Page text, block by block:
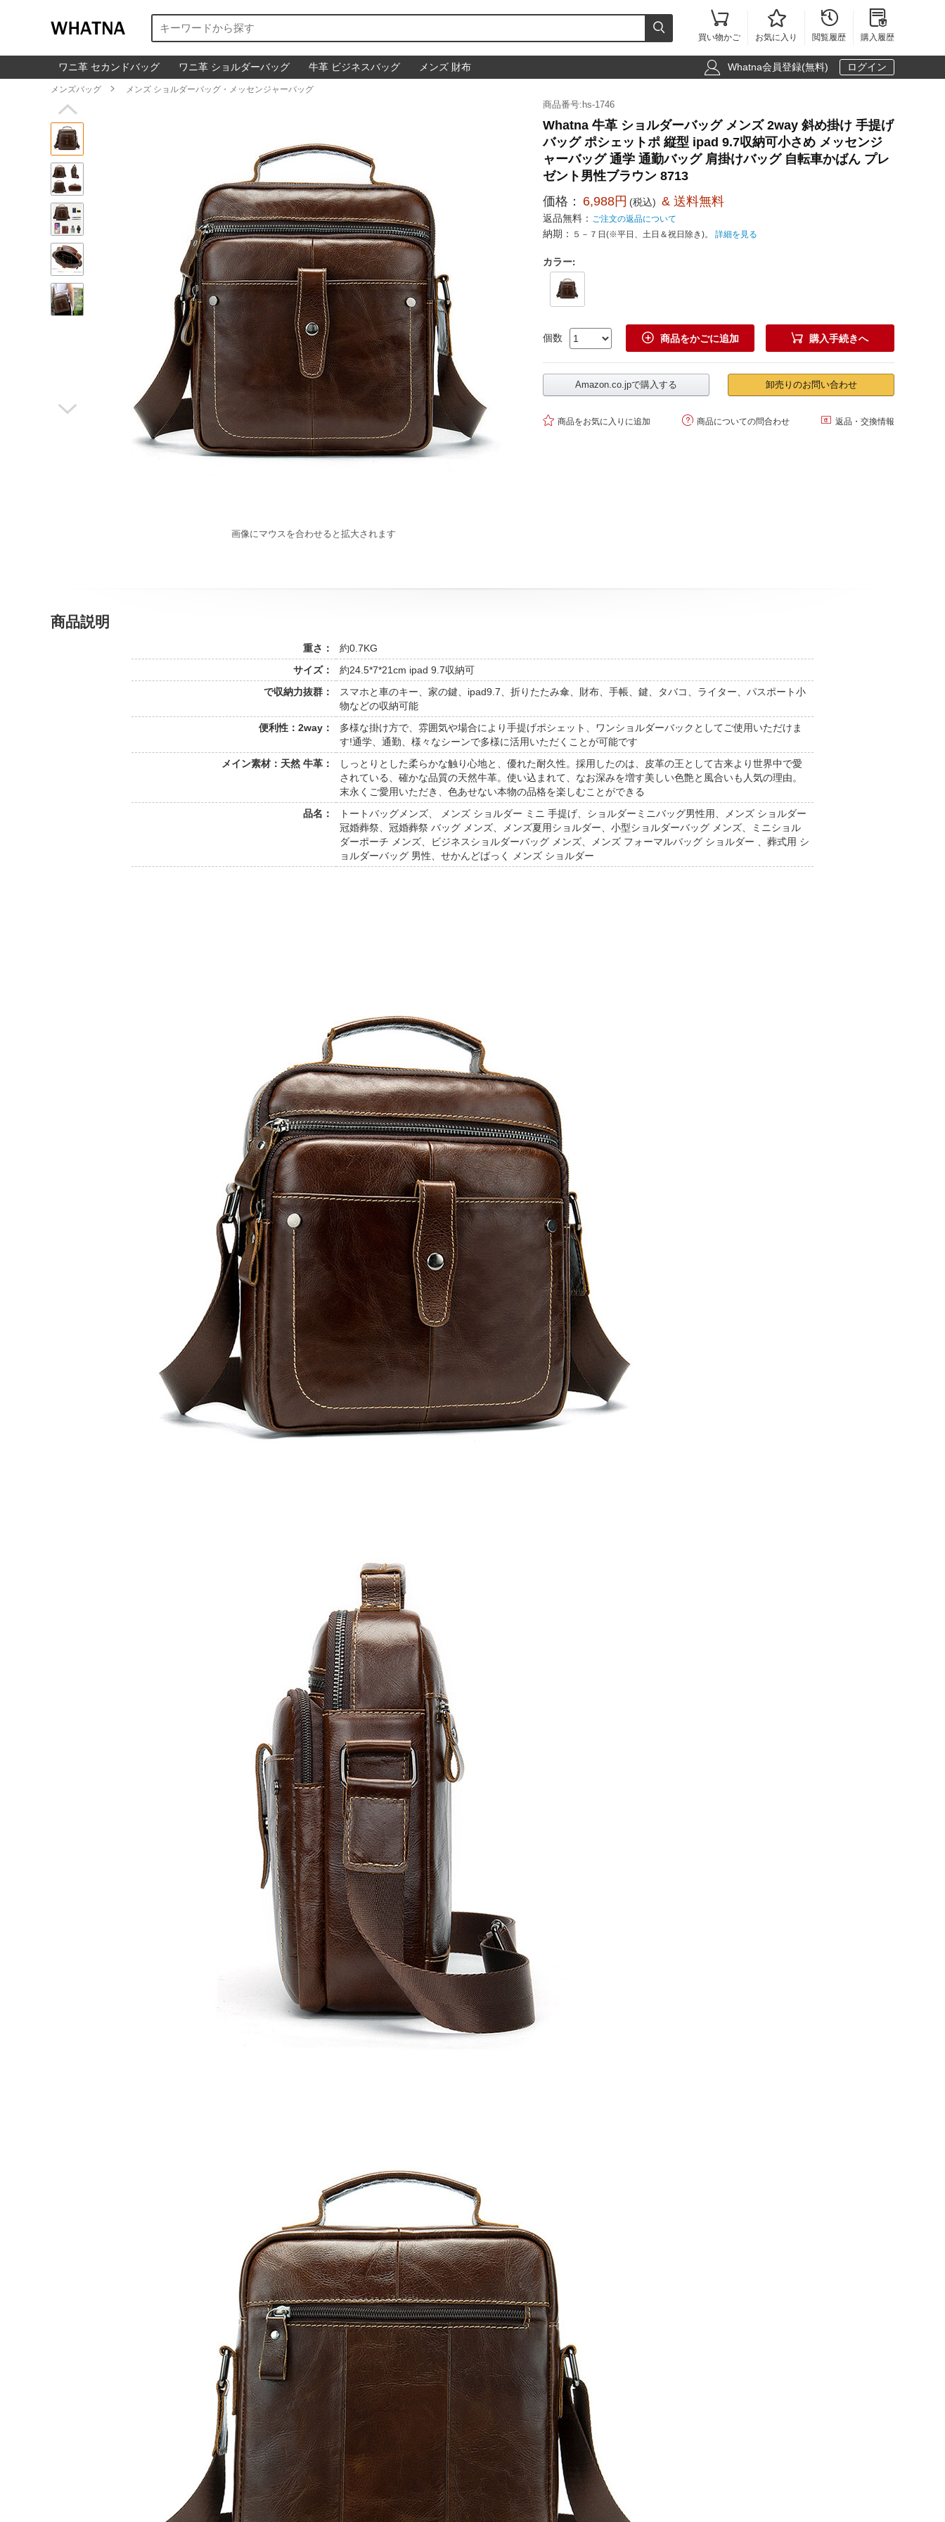


買い物かご

お気に入り

閲覧履歴

購入履歴
ワニ革 セカンドバッグ ワニ革 ショルダーバッグ 牛革 ビジネスバッグ メンズ 財布  Whatna会員登録(無料) ログイン
メンズバッグ  メンズ ショルダーバッグ・メッセンジャーバッグ


画像にマウスを合わせると拡大されます
商品番号:hs-1746
Whatna 牛革 ショルダーバッグ メンズ 2way 斜め掛け 手提げ
バッグ ポシェットポ 縦型 ipad 9.7収納可小さめ メッセンジ
ャーバッグ 通学 通勤バッグ 肩掛けバッグ 自転車かばん プレ
ゼント男性ブラウン 8713
価格： 6,988円 (税込) & 送料無料
返品無料： ご注文の返品について
納期： ５－７日(※平日、土日＆祝日除き)。 詳細を見る
カラー:
個数  商品をかごに追加  購入手続きへ
Amazon.co.jpで購入する 卸売りのお問い合わせ
 商品をお気に入りに追加  商品についての問合わせ  返品・交換情報
商品説明
重さ：
約0.7KG
サイズ：
約24.5*7*21cm ipad 9.7収納可
で収納力抜群：
スマホと車のキー、家の鍵、ipad9.7、折りたたみ傘、財布、手帳、鍵、タバコ、ライター、パスポート小
物などの収納可能
便利性：2way：
多様な掛け方で、雰囲気や場合により手提げポシェット、ワンショルダーバックとしてご使用いただけま
す!通学、通勤、様々なシーンで多様に活用いただくことが可能です
メイン素材：天然 牛革：
しっとりとした柔らかな触り心地と、優れた耐久性。採用したのは、皮革の王として古来より世界中で愛
されている、確かな品質の天然牛革。使い込まれて、なお深みを増す美しい色艶と風合いも人気の理由。
末永くご愛用いただき、色あせない本物の品格を楽しむことができる
品名：
トートバッグメンズ、 メンズ ショルダー ミニ 手提げ、ショルダーミニバッグ男性用、メンズ ショルダー
冠婚葬祭、冠婚葬祭 バッグ メンズ、メンズ夏用ショルダー、小型ショルダーバッグ メンズ、ミニショル
ダーポーチ メンズ、ビジネスショルダーバッグ メンズ、メンズ フォーマルバッグ ショルダー 、葬式用 シ
ョルダーバッグ 男性、せかんどばっく メンズ ショルダー